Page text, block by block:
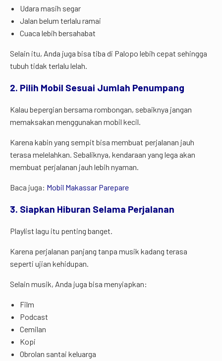
Udara masih segar
Jalan belum terlalu ramai
Cuaca lebih bersahabat
Selain itu, Anda juga bisa tiba di Palopo lebih cepat sehingga
tubuh tidak terlalu lelah.
2. Pilih Mobil Sesuai Jumlah Penumpang
Kalau bepergian bersama rombongan, sebaiknya jangan
memaksakan menggunakan mobil kecil.
Karena kabin yang sempit bisa membuat perjalanan jauh
terasa melelahkan. Sebaliknya, kendaraan yang lega akan
membuat perjalanan jauh lebih nyaman.
Baca juga: Mobil Makassar Parepare
3. Siapkan Hiburan Selama Perjalanan
Playlist lagu itu penting banget.
Karena perjalanan panjang tanpa musik kadang terasa
seperti ujian kehidupan.
Selain musik, Anda juga bisa menyiapkan:
Film
Podcast
Cemilan
Kopi
Obrolan santai keluarga